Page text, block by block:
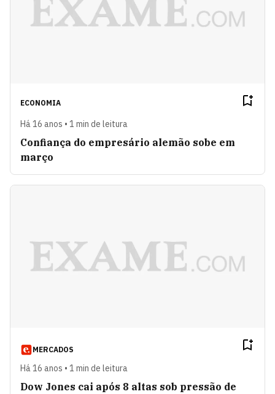
ECONOMIA
Há 16 anos • 1 min de leitura
Confiança do empresário alemão sobe em
março
MERCADOS
Há 16 anos • 1 min de leitura
Dow Jones cai após 8 altas sob pressão de